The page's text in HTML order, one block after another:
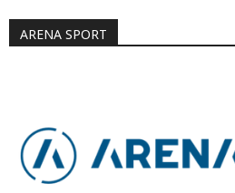
ARENA SPORT